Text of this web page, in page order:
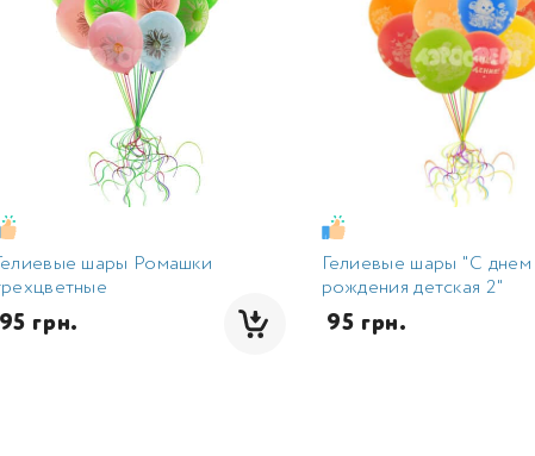
Гелиевые шары Ромашки
95 грн.
Гелиевые шары "С днем
рождения детская 2"
95 грн.